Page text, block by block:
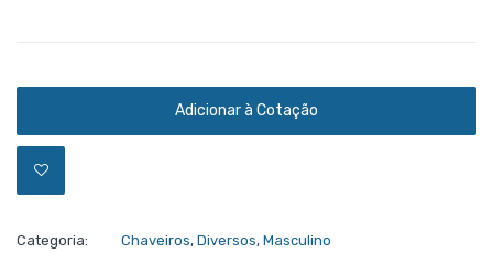
Adicionar à Cotação
Categoria: Chaveiros, Diversos, Masculino